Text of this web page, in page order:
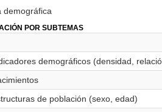
demográfica
POR SUBTEMAS
demográficos (densidad,
de población (sexo, edad)